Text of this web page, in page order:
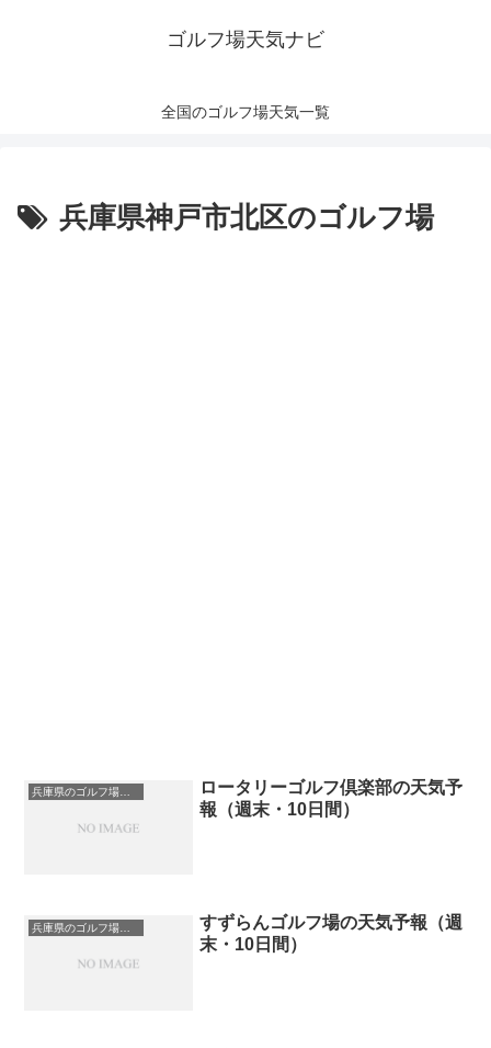
ゴルフ場天気ナビ
全国のゴルフ場天気一覧
兵庫県神戸市北区のゴルフ場
兵庫県のゴルフ場一覧｜距離が長い・広いゴルフ場ランキング
ロータリーゴルフ倶楽部の天気予
報（週末・10日間）
兵庫県のゴルフ場一覧｜距離が長い・広いゴルフ場ランキング
すずらんゴルフ場の天気予報（週
末・10日間）